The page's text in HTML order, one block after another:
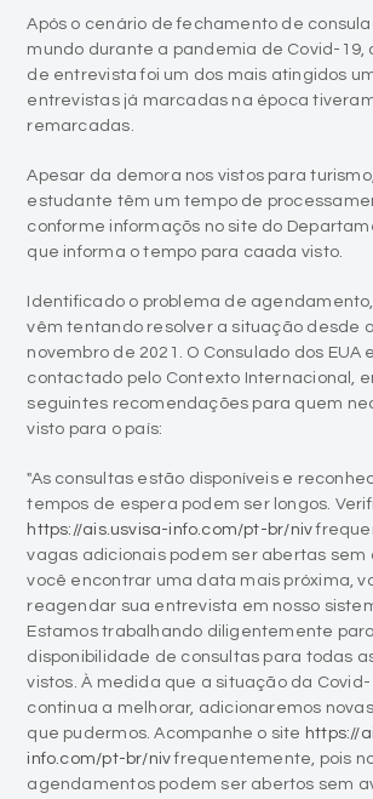
Após o cenário de fechamento de
mundo durante a pandemia de Covid-19,
de entrevista foi um dos mais atingidos
entrevistas já marcadas na época
remarcadas.
Apesar da demora nos vistos para
estudante têm um tempo de
conforme informaçõs no site do
que informa o tempo para caada visto.
Identificado o problema de
vêm tentando resolver a situação desde
novembro de 2021. O Consulado dos EUA
contactado pelo Contexto Internacional,
seguintes recomendações para quem
visto para o país:
"As consultas estão disponíveis e
tempos de espera podem ser longos.
https://ais.usvisa-info.com/pt-br/niv
vagas adicionais podem ser abertas sem
você encontrar uma data mais próxima,
reagendar sua entrevista em nosso
Estamos trabalhando diligentemente
disponibilidade de consultas para todas
vistos. À medida que a situação da Covid-
continua a melhorar, adicionaremos
que pudermos. Acompanhe o site https://
info.com/pt-br/nivfrequentemente, pois
agendamentos podem ser abertos sem